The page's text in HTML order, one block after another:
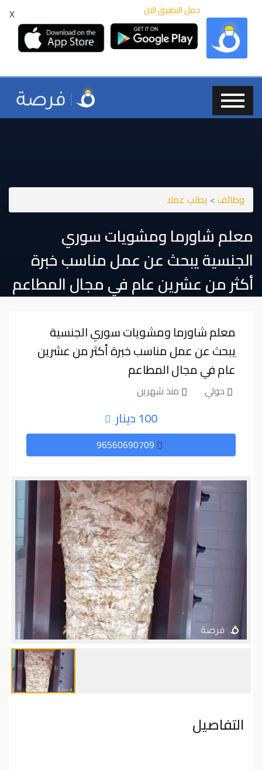
X حمل التطبيق الان
وظائف> يطلب عملا
معلم شاورما ومشويات سوري
الجنسية يبحث عن عمل مناسب خبرة
أكثر من عشرين عام في مجال المطاعم
معلم شاورما ومشويات سوري الجنسية
يبحث عن عمل مناسب خبرة أكثر من عشرين
عام في مجال المطاعم
حولي منذ شهرين
100 دينار
التفاصيل